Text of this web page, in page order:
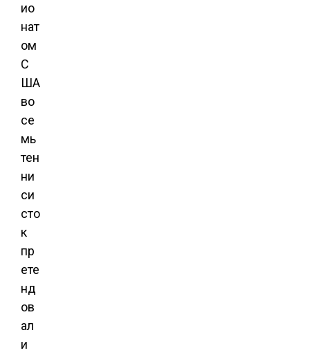
ио
нат
ом
С
ША
во
се
мь
тен
ни
си
сто
к
пр
ете
нд
ов
ал
и